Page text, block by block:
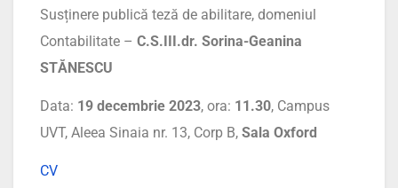
Susținere publică teză de abilitare, domeniul
Contabilitate – C.S.III.dr. Sorina-Geanina
STĂNESCU
Data: 19 decembrie 2023, ora: 11.30, Campus
UVT, Aleea Sinaia nr. 13, Corp B, Sala Oxford
CV